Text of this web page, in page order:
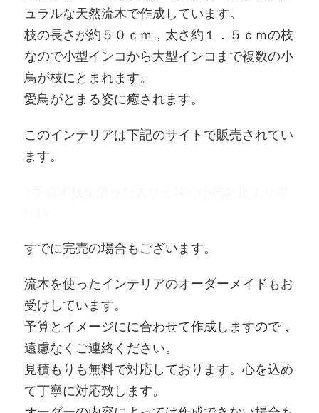
ュラルな天然流木で作成しています。
枝の長さが約５０ｃｍ，太さ約１．５ｃｍの枝
なので小型インコから大型インコまで複数の小
鳥が枝にとまれます。
愛鳥がとまる姿に癒されます。
このインテリアは下記のサイトで販売されてい
ます。
すでに完売の場合もございます。
流木を使ったインテリアのオーダーメイドもお
受けしています。
予算とイメージにに合わせて作成しますので，
遠慮なくご連絡ください。
見積もりも無料で対応しております。心を込め
て丁寧に対応致します。